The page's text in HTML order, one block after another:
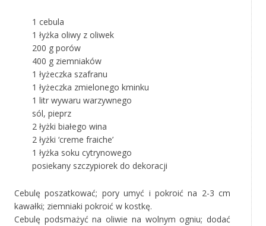
1 cebula
1 łyżka oliwy z oliwek
200 g porów
400 g ziemniaków
1 łyżeczka szafranu
1 łyżeczka zmielonego kminku
1 litr wywaru warzywnego
sól, pieprz
2 łyżki białego wina
2 łyżki ‘creme fraiche’
1 łyżka soku cytrynowego
posiekany szczypiorek do dekoracji
Cebulę poszatkować; pory umyć i pokroić na 2-3 cm
kawałki; ziemniaki pokroić w kostkę.
Cebulę podsmażyć na oliwie na wolnym ogniu; dodać